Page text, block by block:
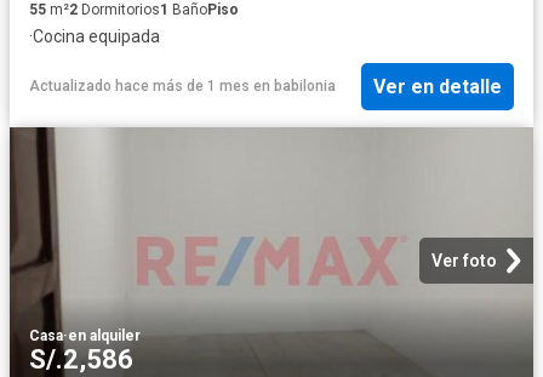
55 m²2 Dormitorios1 BañoPiso
·Cocina equipada
Actualizado hace más de 1 mes en babilonia Ver en detalle
Ver foto
Casa·en alquiler
S/.2,586